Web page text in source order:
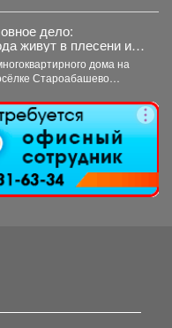
дело:
живут в плесени и
дома на
Староабашево